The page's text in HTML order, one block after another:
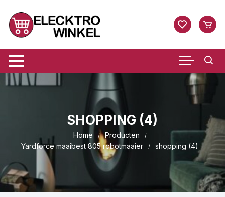
naar
inhoud
SHOPPING (4)
Home
Producten
Yardforce maaibest 805 robotmaaier
shopping (4)